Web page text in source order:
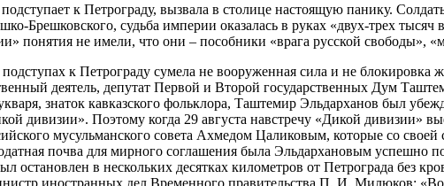
к Петрограду, вызвала в столице настоящую панику.
Брешковского, судьба империи оказалась в руках «двух-трех
понятия не имели, что они – пособники «врага русской свободы»,
к Петрограду сумела не вооруженная сила и не
деятель, депутат Первой и Второй государственных Дум
знаток кавказского фольклора, Таштемир Эльдарханов был
дивизии». Поэтому когда 29 августа навстречу «Дикой дивизии»
мусульманского совета Ахмедом Цаликовым, которые со
почва для мирного соглашения была Эльдархановым успешно
остановлен в нескольких десятках километров от Петрограда без
иностранных дел Временного правительства П. И. Милюков: